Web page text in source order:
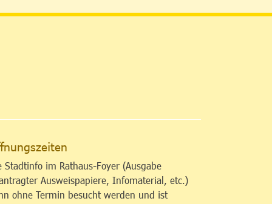
Stadtinfo im Rathaus-Foyer (Ausgabe
Ausweispapiere, Infomaterial, etc.)
ohne Termin besucht werden und ist